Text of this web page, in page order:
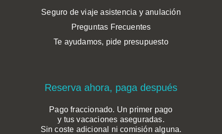
Seguro de viaje asistencia y anulación
Preguntas Frecuentes
Te ayudamos, pide presupuesto
Reserva ahora, paga después
Pago fraccionado. Un primer pago
y tus vacaciones aseguradas.
Sin coste adicional ni comisión alguna.